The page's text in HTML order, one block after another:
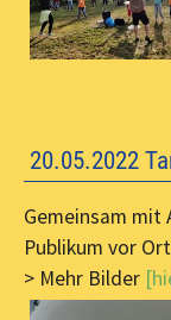
20.05.2022
Gemeinsam mit
Publikum vor
> Mehr Bilder